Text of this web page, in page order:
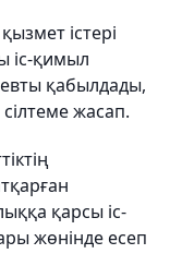
істері
іс-қимыл
қабылдады,
жасап.
қарсы іс-
жөнінде есеп